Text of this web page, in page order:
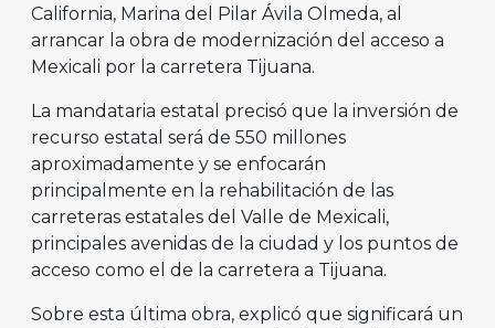
California, Marina del Pilar Ávila Olmeda, al
arrancar la obra de modernización del acceso a
Mexicali por la carretera Tijuana.
La mandataria estatal precisó que la inversión de
recurso estatal será de 550 millones
aproximadamente y se enfocarán
principalmente en la rehabilitación de las
carreteras estatales del Valle de Mexicali,
principales avenidas de la ciudad y los puntos de
acceso como el de la carretera a Tijuana.
Sobre esta última obra, explicó que significará un